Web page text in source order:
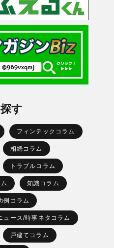
す
フィンテックコラム
相続コラム
トラブルコラム
知識コラム
例コラム
ュース/時事ネタコラム
戸建てコラム